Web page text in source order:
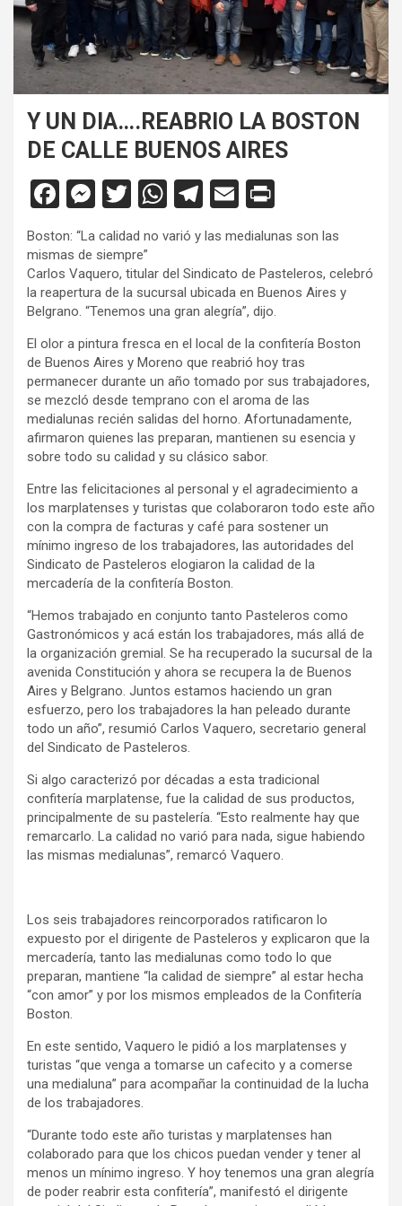
Y UN DIA….REABRIO LA BOSTON
DE CALLE BUENOS AIRES
F
ce
b
o
o
k
M
es
se
n
g
er
T
wi
tt
er
W
h
at
s
A
p
p
T
el
e
gr
a
m
E
m
ail tF
ri
e
n
dl
y
Boston: “La calidad no varió y las medialunas son las
mismas de siempre”
Carlos Vaquero, titular del Sindicato de Pasteleros, celebró
la reapertura de la sucursal ubicada en Buenos Aires y
Belgrano. “Tenemos una gran alegría”, dijo.
El olor a pintura fresca en el local de la confitería Boston
de Buenos Aires y Moreno que reabrió hoy tras
permanecer durante un año tomado por sus trabajadores,
se mezcló desde temprano con el aroma de las
medialunas recién salidas del horno. Afortunadamente,
afirmaron quienes las preparan, mantienen su esencia y
sobre todo su calidad y su clásico sabor.
Entre las felicitaciones al personal y el agradecimiento a
los marplatenses y turistas que colaboraron todo este año
con la compra de facturas y café para sostener un
mínimo ingreso de los trabajadores, las autoridades del
Sindicato de Pasteleros elogiaron la calidad de la
mercadería de la confitería Boston.
“Hemos trabajado en conjunto tanto Pasteleros como
Gastronómicos y acá están los trabajadores, más allá de
la organización gremial. Se ha recuperado la sucursal de la
avenida Constitución y ahora se recupera la de Buenos
Aires y Belgrano. Juntos estamos haciendo un gran
esfuerzo, pero los trabajadores la han peleado durante
todo un año”, resumió Carlos Vaquero, secretario general
del Sindicato de Pasteleros.
Si algo caracterizó por décadas a esta tradicional
confitería marplatense, fue la calidad de sus productos,
principalmente de su pastelería. “Esto realmente hay que
remarcarlo. La calidad no varió para nada, sigue habiendo
las mismas medialunas”, remarcó Vaquero.
Los seis trabajadores reincorporados ratificaron lo
expuesto por el dirigente de Pasteleros y explicaron que la
mercadería, tanto las medialunas como todo lo que
preparan, mantiene “la calidad de siempre” al estar hecha
“con amor” y por los mismos empleados de la Confitería
Boston.
En este sentido, Vaquero le pidió a los marplatenses y
turistas “que venga a tomarse un cafecito y a comerse
una medialuna” para acompañar la continuidad de la lucha
de los trabajadores.
“Durante todo este año turistas y marplatenses han
colaborado para que los chicos puedan vender y tener al
menos un mínimo ingreso. Y hoy tenemos una gran alegría
de poder reabrir esta confitería”, manifestó el dirigente